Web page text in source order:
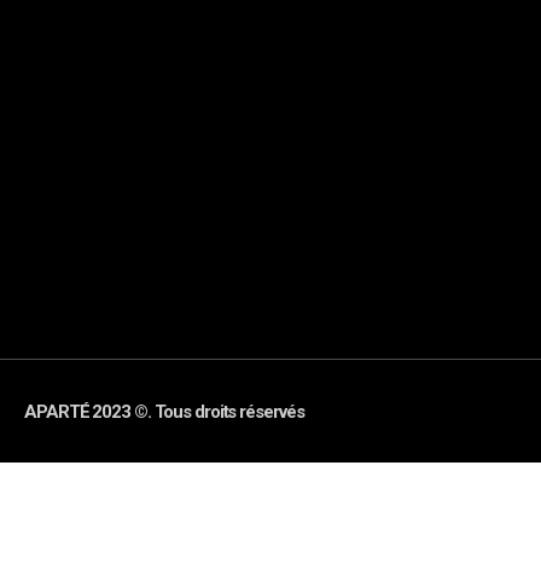
APARTÉ 2023 ©. Tous droits réservés